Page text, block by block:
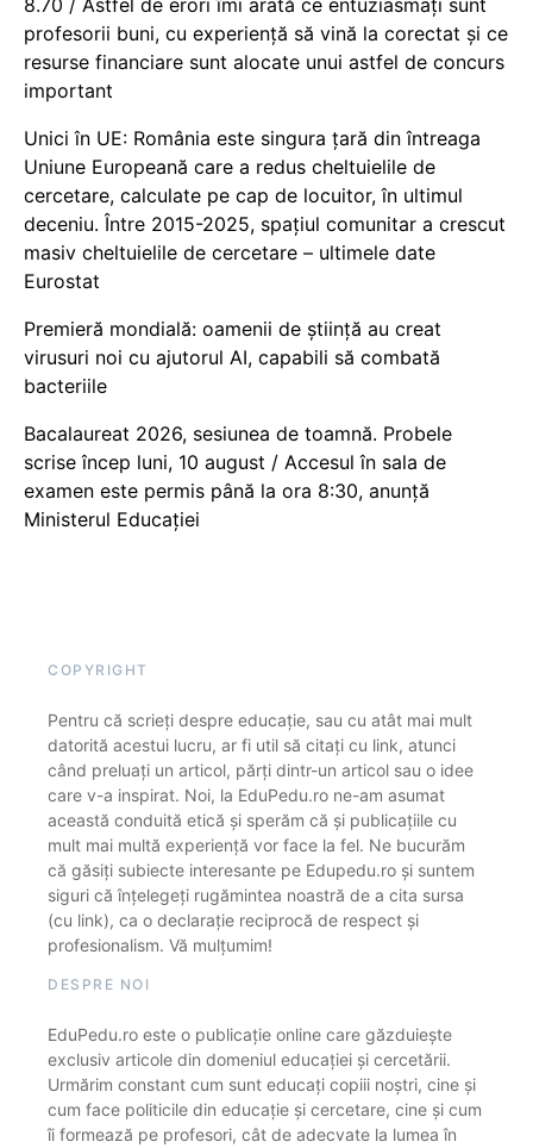
8.70 / Astfel de erori îmi arată ce entuziasmați sunt
profesorii buni, cu experiență să vină la corectat și ce
resurse financiare sunt alocate unui astfel de concurs
important
Unici în UE: România este singura țară din întreaga
Uniune Europeană care a redus cheltuielile de
cercetare, calculate pe cap de locuitor, în ultimul
deceniu. Între 2015-2025, spațiul comunitar a crescut
masiv cheltuielile de cercetare – ultimele date
Eurostat
Premieră mondială: oamenii de știință au creat
virusuri noi cu ajutorul AI, capabili să combată
bacteriile
Bacalaureat 2026, sesiunea de toamnă. Probele
scrise încep luni, 10 august / Accesul în sala de
examen este permis până la ora 8:30, anunță
Ministerul Educației
COPYRIGHT
Pentru că scrieți despre educație, sau cu atât mai mult
datorită acestui lucru, ar fi util să citați cu link, atunci
când preluați un articol, părți dintr-un articol sau o idee
care v-a inspirat. Noi, la EduPedu.ro ne-am asumat
această conduită etică și sperăm că și publicațiile cu
mult mai multă experiență vor face la fel. Ne bucurăm
că găsiți subiecte interesante pe Edupedu.ro și suntem
siguri că înțelegeți rugămintea noastră de a cita sursa
(cu link), ca o declarație reciprocă de respect și
profesionalism. Vă mulțumim!
DESPRE NOI
EduPedu.ro este o publicație online care găzduiește
exclusiv articole din domeniul educației și cercetării.
Urmărim constant cum sunt educați copiii noștri, cine și
cum face politicile din educație și cercetare, cine și cum
îi formează pe profesori, cât de adecvate la lumea în